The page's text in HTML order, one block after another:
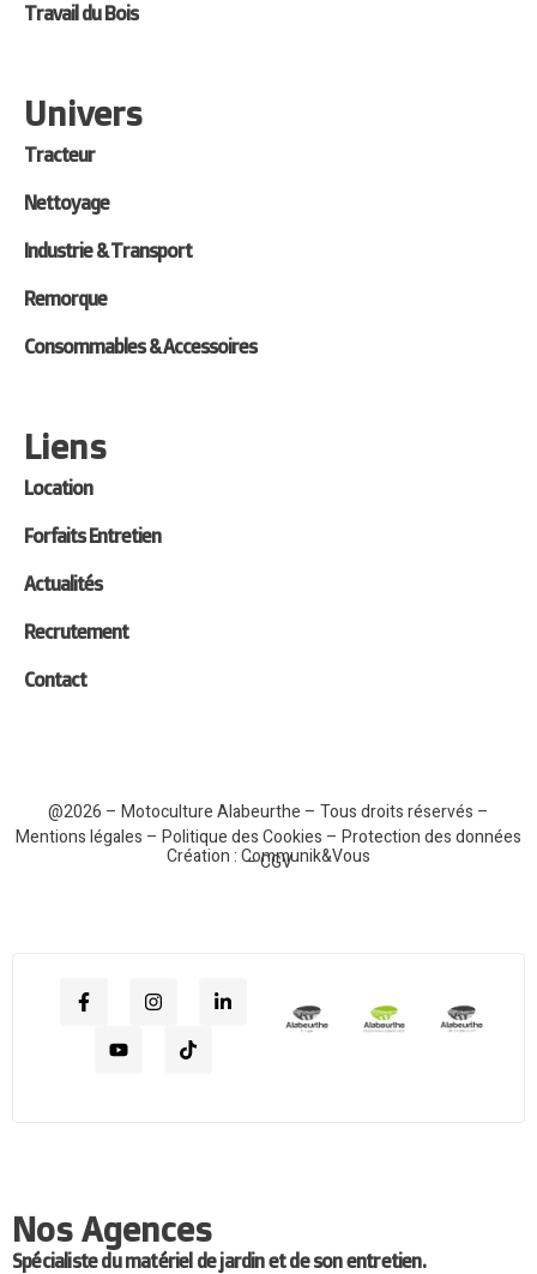
Travail du Bois
Univers
Tracteur
Nettoyage
Industrie & Transport
Remorque
Consommables & Accessoires
Liens
Location
Forfaits Entretien
Actualités
Recrutement
Contact
@2026 – Motoculture Alabeurthe – Tous droits réservés –
Mentions légales – Politique des Cookies – Protection des données
–CGV
Création :Communik&Vous
Nos Agences
Spécialiste du matériel de jardin et de son entretien.